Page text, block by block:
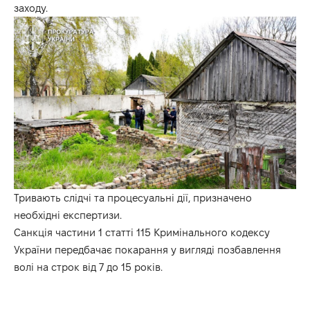
заходу.
Тривають слідчі та процесуальні дії, призначено
необхідні експертизи.
Санкція частини 1 статті 115 Кримінального кодексу
України передбачає покарання у вигляді позбавлення
волі на строк від 7 до 15 років.